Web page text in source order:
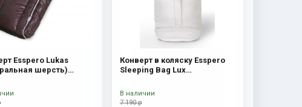
Esspero Lukas
шерсть)
Конверт в коляску Esspero
Sleeping Bag Lux
White
7 190 р
В наличии